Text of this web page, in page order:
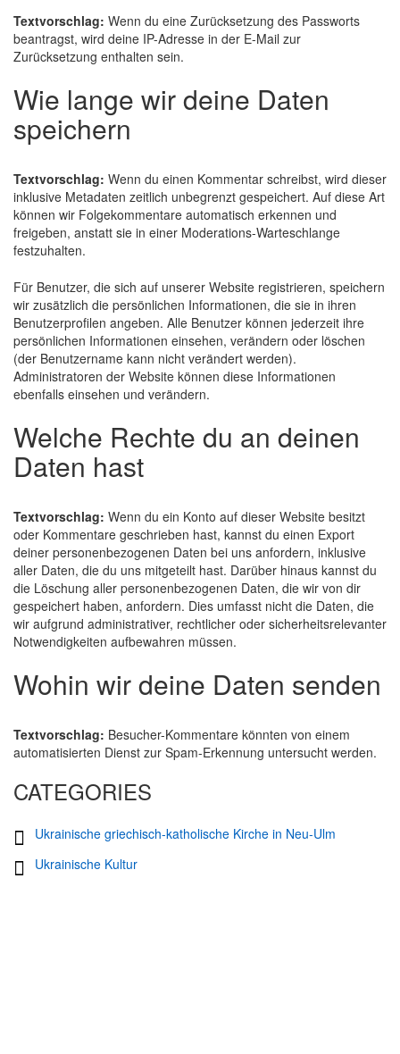
Textvorschlag: Wenn du eine Zurücksetzung des Passworts
beantragst, wird deine IP-Adresse in der E-Mail zur
Zurücksetzung enthalten sein.
Wie lange wir deine Daten
speichern
Textvorschlag: Wenn du einen Kommentar schreibst, wird dieser
inklusive Metadaten zeitlich unbegrenzt gespeichert. Auf diese Art
können wir Folgekommentare automatisch erkennen und
freigeben, anstatt sie in einer Moderations-Warteschlange
festzuhalten.
Für Benutzer, die sich auf unserer Website registrieren, speichern
wir zusätzlich die persönlichen Informationen, die sie in ihren
Benutzerprofilen angeben. Alle Benutzer können jederzeit ihre
persönlichen Informationen einsehen, verändern oder löschen
(der Benutzername kann nicht verändert werden).
Administratoren der Website können diese Informationen
ebenfalls einsehen und verändern.
Welche Rechte du an deinen
Daten hast
Textvorschlag: Wenn du ein Konto auf dieser Website besitzt
oder Kommentare geschrieben hast, kannst du einen Export
deiner personenbezogenen Daten bei uns anfordern, inklusive
aller Daten, die du uns mitgeteilt hast. Darüber hinaus kannst du
die Löschung aller personenbezogenen Daten, die wir von dir
gespeichert haben, anfordern. Dies umfasst nicht die Daten, die
wir aufgrund administrativer, rechtlicher oder sicherheitsrelevanter
Notwendigkeiten aufbewahren müssen.
Wohin wir deine Daten senden
Textvorschlag: Besucher-Kommentare könnten von einem
automatisierten Dienst zur Spam-Erkennung untersucht werden.
CATEGORIES
Ukrainische griechisch-katholische Kirche in Neu-Ulm
Ukrainische Kultur